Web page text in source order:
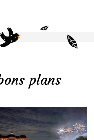
plans